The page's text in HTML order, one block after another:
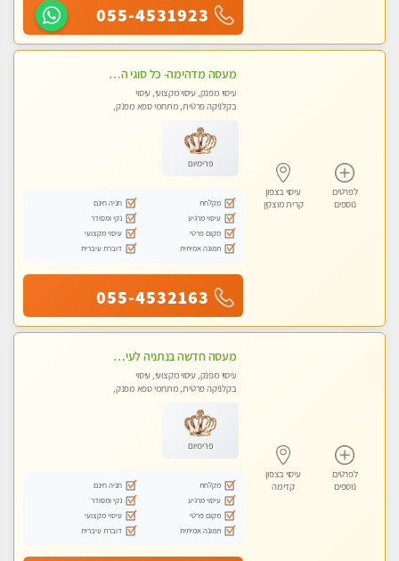
055-4531923
לפרטים
נוספים
עיסוי בצפון
קרית מוצקין
מעסה מדהימה- כל סוגי העיסויים מעסה מקצועית ואיכותית פרטי!!! לחוויה בלתי נשכחת!!
עיסוי מפנק, עיסוי מקצועי, עיסוי
בקלניקה פרטית, מתחמי ספא מפנק,
פרימיום
מקלחת
חניה חינם
עיסוי מרגיע
נקי ומסודר
מקום פרטי
עיסוי מקצועי
תמונה אמיתית
דוברת עיברית
055-4532163
לפרטים
נוספים
עיסוי בצפון
קדימה
מעסה חדשה בנתניה לעיסוי מיוחד ואיכותי. הנאה מובטחת !
עיסוי מפנק, עיסוי מקצועי, עיסוי
בקלניקה פרטית, מתחמי ספא מפנק,
פרימיום
מקלחת
חניה חינם
עיסוי מרגיע
נקי ומסודר
מקום פרטי
עיסוי מקצועי
תמונה אמיתית
דוברת עיברית